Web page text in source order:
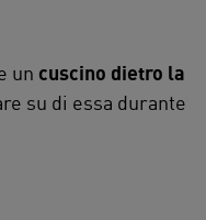
un cuscino dietro la
su di essa durante